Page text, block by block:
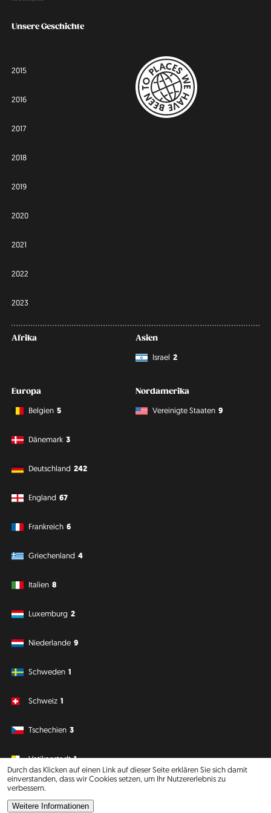
Durch das Klicken auf einen Link auf dieser Seite erklären Sie sich damit
einverstanden, dass wir Cookies setzen, um Ihr Nutzererlebnis zu
verbessern.
Weitere Informationen
Unsere Geschichte
2015
2016
2017
2018
2019
2020
2021
2022
2023
Afrika
Asien
Israel 2
Europa
Belgien 5
Dänemark 3
Deutschland 242
England 67
Frankreich 6
Griechenland 4
Italien 8
Luxemburg 2
Niederlande 9
Schweden 1
Schweiz 1
Tschechien 3
Vatikanstadt 1
Nordamerika
Vereinigte Staaten 9
Südamerika
Philipp J. Conrad ·